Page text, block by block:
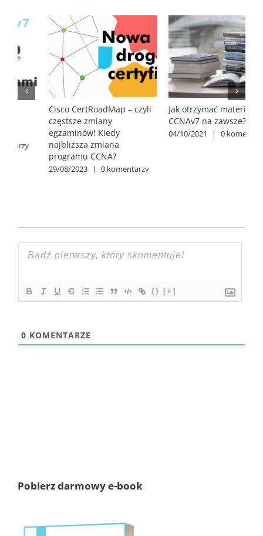
Jak otrzymać materiały
CCNAv7 na zawsze?
04/10/2021 | 0 komentarzy
CCNA v2.0 – zmiany w
egzaminie od 3 lutego 2027